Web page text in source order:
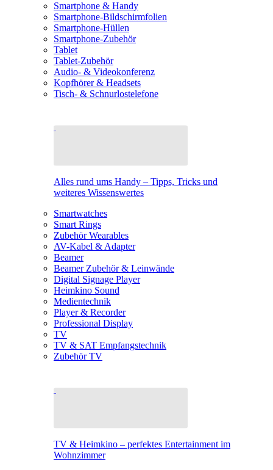
Smartphone & Handy
Smartphone-Bildschirmfolien
Smartphone-Hüllen
Smartphone-Zubehör
Tablet
Tablet-Zubehör
Audio- & Videokonferenz
Kopfhörer & Headsets
Tisch- & Schnurlostelefone
Alles rund ums Handy – Tipps, Tricks und
weiteres Wissenswertes
Smartwatches
Smart Rings
Zubehör Wearables
AV-Kabel & Adapter
Beamer
Beamer Zubehör & Leinwände
Digital Signage Player
Heimkino Sound
Medientechnik
Player & Recorder
Professional Display
TV
TV & SAT Empfangstechnik
Zubehör TV
TV & Heimkino – perfektes Entertainment im
Wohnzimmer